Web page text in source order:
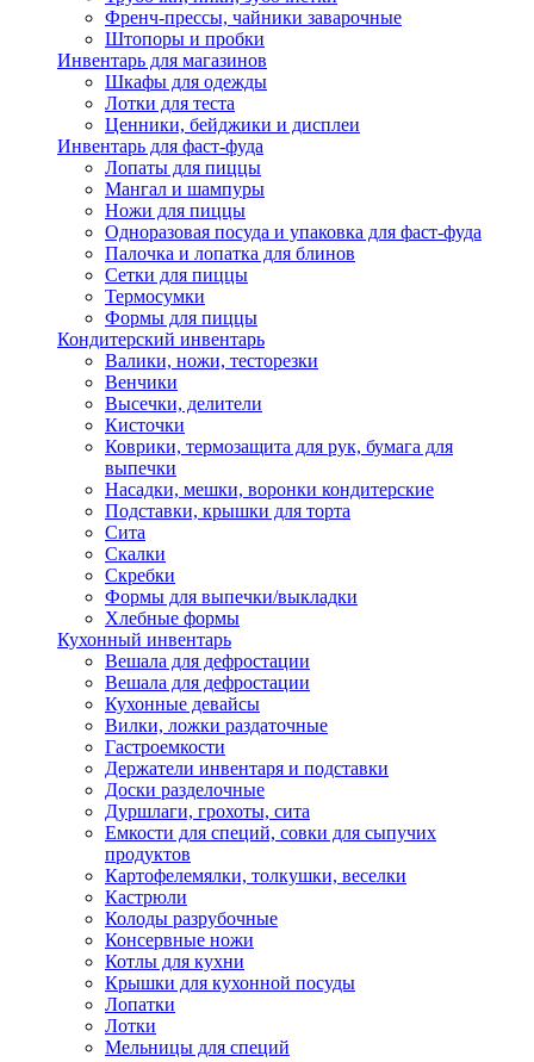
Френч-прессы, чайники заварочные
Штопоры и пробки
Инвентарь для магазинов
Шкафы для одежды
Лотки для теста
Ценники, бейджики и дисплеи
Инвентарь для фаст-фуда
Лопаты для пиццы
Мангал и шампуры
Ножи для пиццы
Одноразовая посуда и упаковка для фаст-фуда
Палочка и лопатка для блинов
Сетки для пиццы
Термосумки
Формы для пиццы
Кондитерский инвентарь
Валики, ножи, тесторезки
Венчики
Высечки, делители
Кисточки
Коврики, термозащита для рук, бумага для
выпечки
Насадки, мешки, воронки кондитерские
Подставки, крышки для торта
Сита
Скалки
Скребки
Формы для выпечки/выкладки
Хлебные формы
Кухонный инвентарь
Вешала для дефростации
Вешала для дефростации
Кухонные девайсы
Вилки, ложки раздаточные
Гастроемкости
Держатели инвентаря и подставки
Доски разделочные
Дуршлаги, грохоты, сита
Емкости для специй, совки для сыпучих
продуктов
Картофелемялки, толкушки, веселки
Кастрюли
Колоды разрубочные
Консервные ножи
Котлы для кухни
Крышки для кухонной посуды
Лопатки
Лотки
Мельницы для специй